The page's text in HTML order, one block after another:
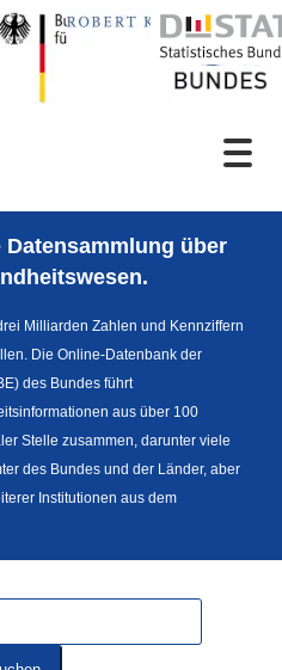
über
Milliarden Zahlen und Kennziffern
Die Online-Datenbank der
des Bundes führt
aus über 100
Stelle zusammen, darunter viele
des Bundes und der Länder, aber
Institutionen aus dem